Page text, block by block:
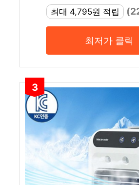
최대 4,795원 적립
최저가 클릭
3